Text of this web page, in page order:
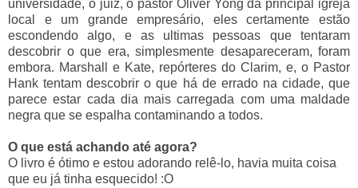
universidade, o juiz, o pastor Oliver Yong da principal igreja
local e um grande empresário, eles certamente estão
escondendo algo, e as ultimas pessoas que tentaram
descobrir o que era, simplesmente desapareceram, foram
embora. Marshall e Kate, repórteres do Clarim, e, o Pastor
Hank tentam descobrir o que há de errado na cidade, que
parece estar cada dia mais carregada com uma maldade
negra que se espalha contaminando a todos.
O que está achando até agora?
O livro é ótimo e estou adorando relê-lo, havia muita coisa
que eu já tinha esquecido! :O